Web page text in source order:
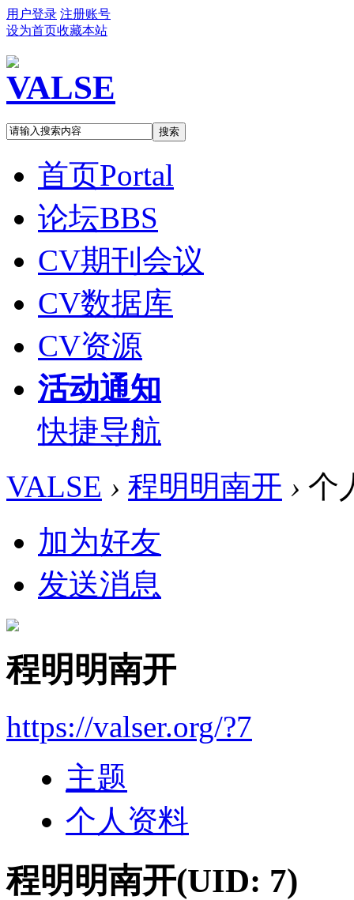
用户登录 注册账号
设为首页收藏本站
搜索
首页Portal
论坛BBS
CV期刊会议
CV数据库
CV资源
活动通知
快捷导航
VALSE › 程明明南开 › 个
加为好友
发送消息
程明明南开
https://valser.org/?7
主题
个人资料
程明明南开(UID: 7)